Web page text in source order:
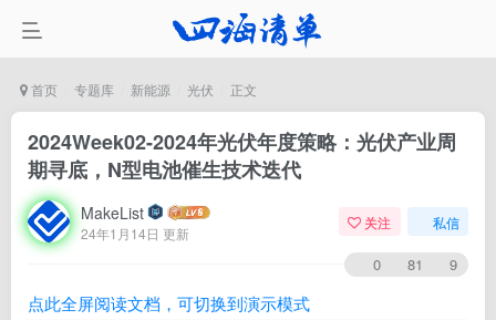
首页 专题库 新能源 光伏 正文
2024Week02-2024年光伏年度策略：光伏产业周
期寻底，N型电池催生技术迭代
MakeList
24年1月14日 更新
关注 私信
0 81 9
点此全屏阅读文档，可切换到演示模式